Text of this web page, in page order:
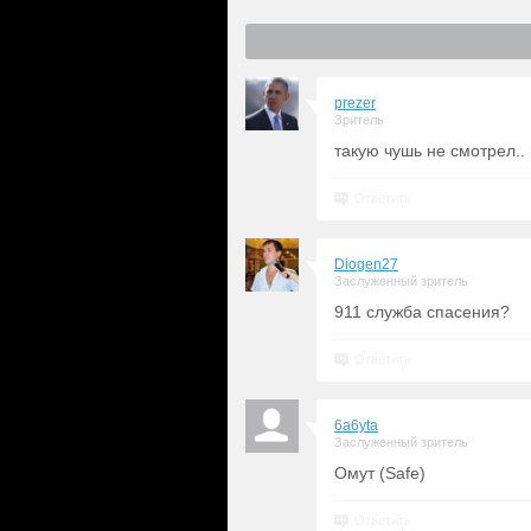
prezer
Зритель
такую чушь не
Diogen27
Заслуженный зритель
911 служба спасения?
6a6yta
Заслуженный зритель
Омут (Safe)